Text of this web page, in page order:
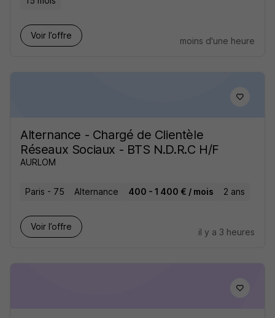
Voir l’offre
moins d'une heure
Alternance - Chargé de Clientèle
Réseaux Sociaux - BTS N.D.R.C H/F
AURLOM
Paris - 75 Alternance 400 - 1 400 € / mois 2 ans
Voir l’offre
il y a 3 heures